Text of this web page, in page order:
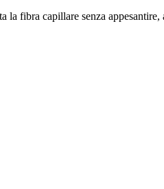
fibra capillare senza